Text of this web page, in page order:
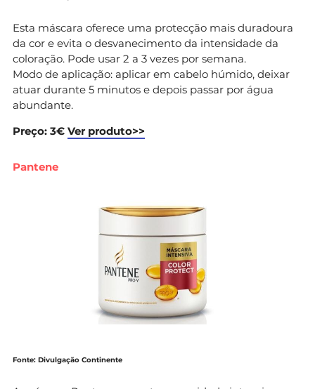
Esta máscara oferece uma protecção mais duradoura
da cor e evita o desvanecimento da intensidade da
coloração. Pode usar 2 a 3 vezes por semana.
Modo de aplicação: aplicar em cabelo húmido, deixar
atuar durante 5 minutos e depois passar por água
abundante.
Preço: 3€ Ver produto>>
Pantene
Fonte: Divulgação Continente